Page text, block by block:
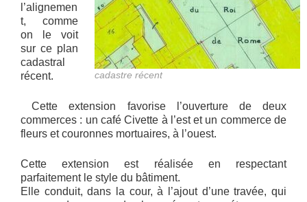
cadastre récent
l’alignemen
t, comme
on le voit
sur ce plan
cadastral
récent.
Cette extension favorise l’ouverture de deux
commerces : un café Civette à l’est et un commerce de
fleurs et couronnes mortuaires, à l’ouest.
Cette extension est réalisée en respectant
parfaitement le style du bâtiment.
Elle conduit, dans la cour, à l’ajout d’une travée, qui